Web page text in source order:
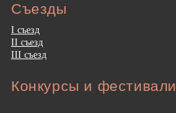
Съезды
I съезд
II съезд
III съезд
Конкурсы и фестивали